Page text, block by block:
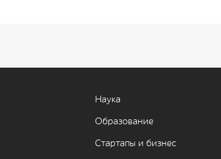
Наука
Образование
Стартапы и бизнес